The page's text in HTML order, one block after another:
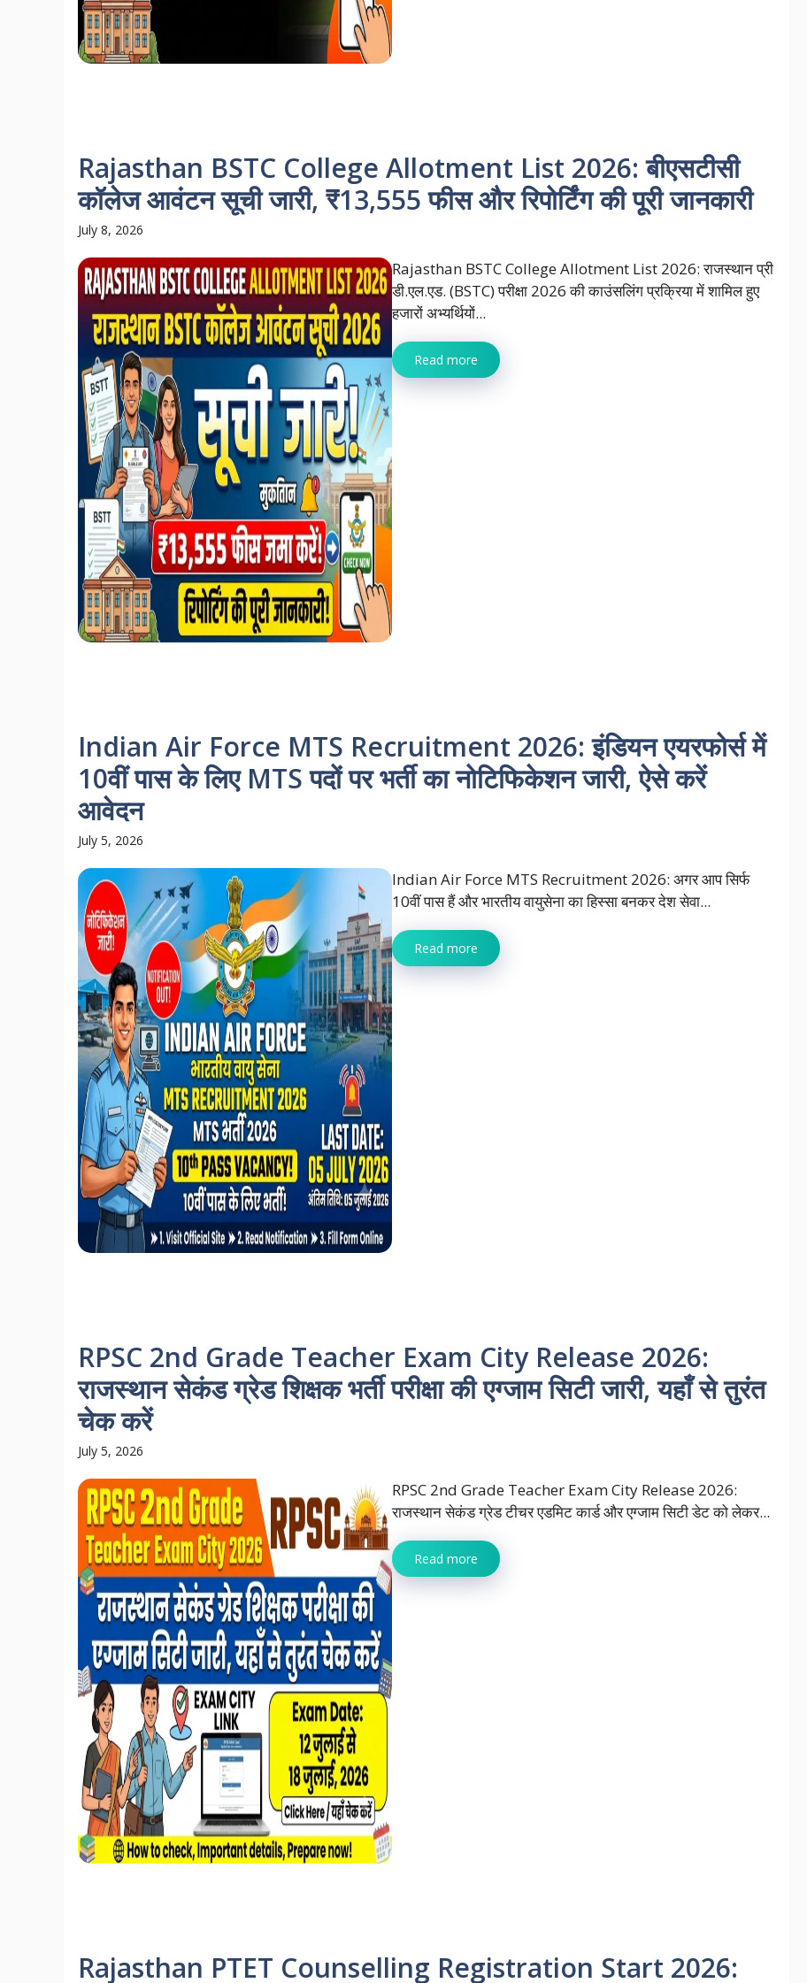
Rajasthan BSTC College Allotment List 2026: बीएसटीसी
कॉलेज आवंटन सूची जारी, ₹13,555 फीस और रिपोर्टिंग की पूरी जानकारी
July 8, 2026
Rajasthan BSTC College Allotment List 2026: राजस्थान प्री
डी.एल.एड. (BSTC) परीक्षा 2026 की काउंसलिंग प्रक्रिया में शामिल हुए
हजारों अभ्यर्थियों...
Read more
Indian Air Force MTS Recruitment 2026: इंडियन एयरफोर्स में
10वीं पास के लिए MTS पदों पर भर्ती का नोटिफिकेशन जारी, ऐसे करें
आवेदन
July 5, 2026
Indian Air Force MTS Recruitment 2026: अगर आप सिर्फ
10वीं पास हैं और भारतीय वायुसेना का हिस्सा बनकर देश सेवा...
Read more
RPSC 2nd Grade Teacher Exam City Release 2026:
राजस्थान सेकंड ग्रेड शिक्षक भर्ती परीक्षा की एग्जाम सिटी जारी, यहाँ से तुरंत
चेक करें
July 5, 2026
RPSC 2nd Grade Teacher Exam City Release 2026:
राजस्थान सेकंड ग्रेड टीचर एडमिट कार्ड और एग्जाम सिटी डेट को लेकर...
Read more
Rajasthan PTET Counselling Registration Start 2026: